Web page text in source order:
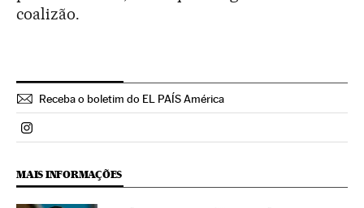
coalizão.
Receba o boletim do EL PAÍS América
Politica El País Brasil en Instagram
MAIS INFORMAÇÕES